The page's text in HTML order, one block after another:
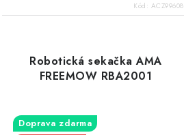
Kód: ACZ99608
Robotická sekačka AMA
FREEMOW RBA2001
Doprava zdarma